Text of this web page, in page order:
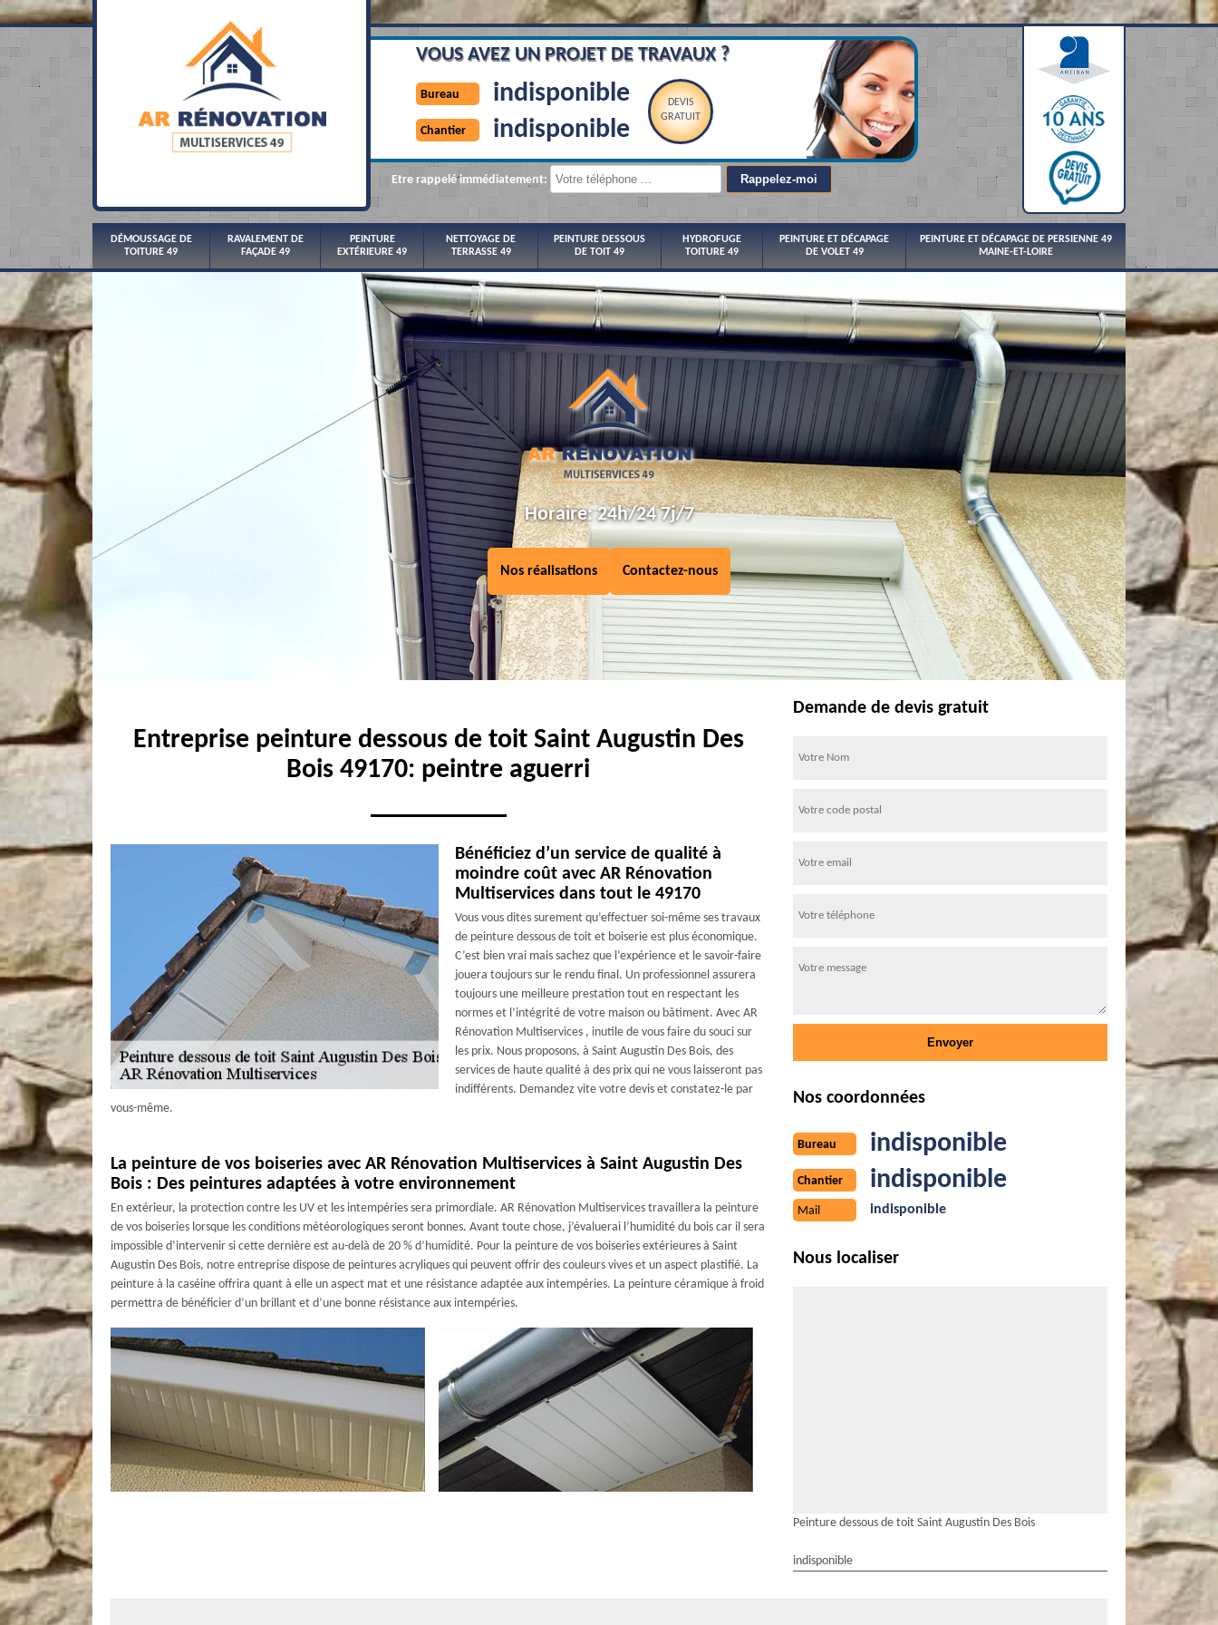
VOUS AVEZ UN PROJET DE TRAVAUX ?
Bureau indisponible
Chantier indisponible
DEVIS
GRATUIT
Etre rappelé immédiatement:
DÉMOUSSAGE DE
TOITURE 49
RAVALEMENT DE
FAÇADE 49
PEINTURE
EXTÉRIEURE 49
NETTOYAGE DE
TERRASSE 49
PEINTURE DESSOUS
DE TOIT 49
HYDROFUGE
TOITURE 49
PEINTURE ET DÉCAPAGE
DE VOLET 49
PEINTURE ET DÉCAPAGE DE PERSIENNE 49
MAINE-ET-LOIRE
Horaire: 24h/24 7j/7
Nos réalisations Contactez-nous
Entreprise peinture dessous de toit Saint Augustin Des
Bois 49170: peintre aguerri
Bénéficiez d’un service de qualité à
moindre coût avec AR Rénovation
Multiservices dans tout le 49170
Vous vous dites surement qu’effectuer soi-même ses travaux
de peinture dessous de toit et boiserie est plus économique.
C’est bien vrai mais sachez que l’expérience et le savoir-faire
jouera toujours sur le rendu final. Un professionnel assurera
toujours une meilleure prestation tout en respectant les
normes et l’intégrité de votre maison ou bâtiment. Avec AR
Rénovation Multiservices , inutile de vous faire du souci sur
les prix. Nous proposons, à Saint Augustin Des Bois, des
services de haute qualité à des prix qui ne vous laisseront pas
indifférents. Demandez vite votre devis et constatez-le par
vous-même.
La peinture de vos boiseries avec AR Rénovation Multiservices à Saint Augustin Des
Bois : Des peintures adaptées à votre environnement
En extérieur, la protection contre les UV et les intempéries sera primordiale. AR Rénovation Multiservices travaillera la peinture
de vos boiseries lorsque les conditions météorologiques seront bonnes. Avant toute chose, j’évaluerai l’humidité du bois car il sera
impossible d’intervenir si cette dernière est au-delà de 20 % d’humidité. Pour la peinture de vos boiseries extérieures à Saint
Augustin Des Bois, notre entreprise dispose de peintures acryliques qui peuvent offrir des couleurs vives et un aspect plastifié. La
peinture à la caséine offrira quant à elle un aspect mat et une résistance adaptée aux intempéries. La peinture céramique à froid
permettra de bénéficier d’un brillant et d’une bonne résistance aux intempéries.
Demande de devis gratuit
Nos coordonnées
Bureau indisponible
Chantier indisponible
Mail indisponible
Nous localiser
Peinture dessous de toit Saint Augustin Des Bois
indisponible